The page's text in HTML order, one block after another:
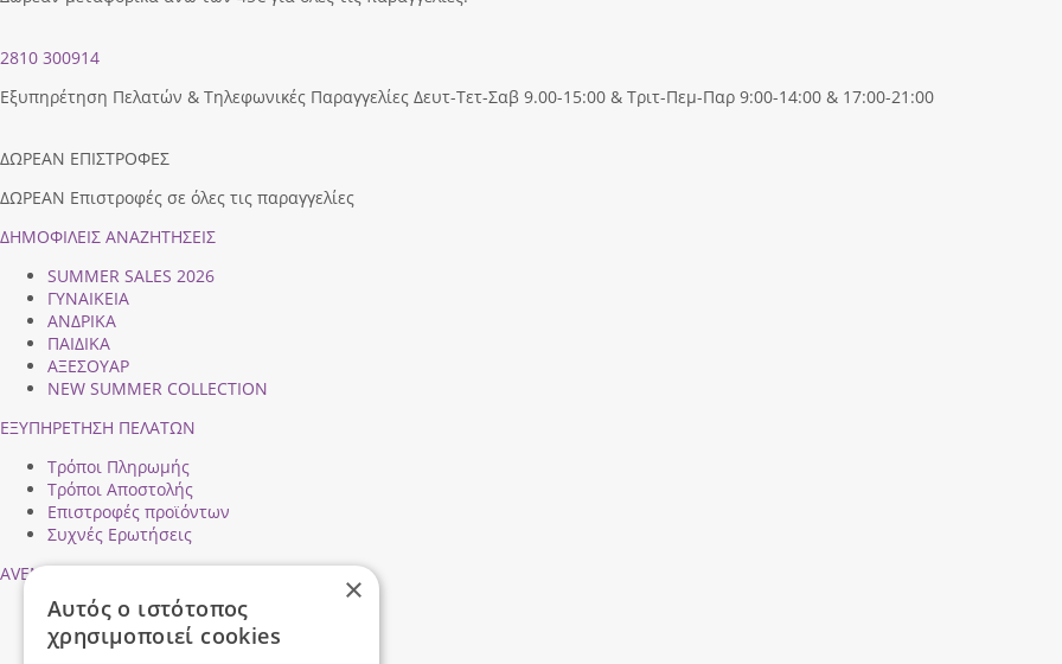
2810 300914
Εξυπηρέτηση Πελατών & Τηλεφωνικές Παραγγελίες Δευτ-Τετ-Σαβ 9.00-15:00 & Τριτ-Πεμ-Παρ 9:00-14:00 & 17:00-21:00
ΔΩΡΕΑΝ ΕΠΙΣΤΡΟΦΕΣ
ΔΩΡΕΑΝ Επιστροφές σε όλες τις παραγγελίες
ΔΗΜΟΦΙΛEIΣ ΑΝΑΖΗΤΗΣΕΙΣ
SUMMER SALES 2026
ΓΥΝΑΙΚΕΙΑ
ΑΝΔΡΙΚΑ
ΠΑΙΔΙΚΑ
ΑΞΕΣΟΥΑΡ
NEW SUMMER COLLECTION
ΕΞΥΠΗΡΕΤΗΣΗ ΠΕΛΑΤΩΝ
Τρόποι Πληρωμής
Τρόποι Αποστολής
Επιστροφές προϊόντων
Συχνές Ερωτήσεις
AVENTIS SHOES
Προφίλ εταιρείας
Ασφάλεια Συναλλαγών
×
Αυτός ο ιστότοπος
χρησιμοποιεί cookies